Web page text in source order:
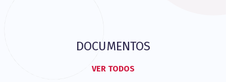
DOCUMENTOS
VER TODOS